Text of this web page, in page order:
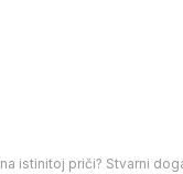
istinitoj priči? Stvarni